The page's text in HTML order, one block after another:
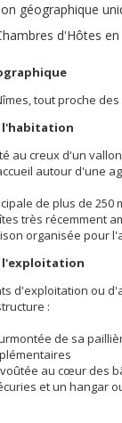
géographique
d'Hôtes
tout proche
l'habitation
au creux d'un
autour d'une
de plus de 250
très récemment
organisée pour
l'exploitation
d'exploitation ou
:
de sa
au cœur des
et un hangar